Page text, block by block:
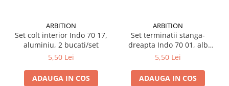
Suruburi pentru gips-carton
Suruburi pentru lemn
Suruburi autoforante
Ancore mecanice
ARBITION
Set colt interior Indo 70 17,
aluminiu, 2 bucati/set
5,50 Lei
ADAUGA IN COS
ARBITION
Set terminatii stanga-
dreapta Indo 70 01, alb
lucios, 2 bucati/set
5,50 Lei
ADAUGA IN COS